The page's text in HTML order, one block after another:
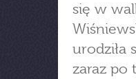
się w
urodziła
zaraz po